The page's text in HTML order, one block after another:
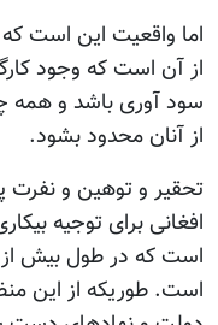
اما واقعیت این است
از آن است که وجود
سود آوری باشد و همه
از آنان محدود بشود.
تحقیر و توهین و نفرت
افغانی برای توجیه
است که در طول بیش از
است. طوریکه از این